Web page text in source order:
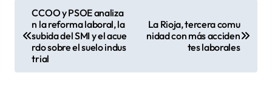
e
CCOO y PSOE analiza
n la reforma laboral, la
subida del SMI y el acue
rdo sobre el suelo indus
trial
La Rioja, tercera comu
nidad con más acciden
tes laborales